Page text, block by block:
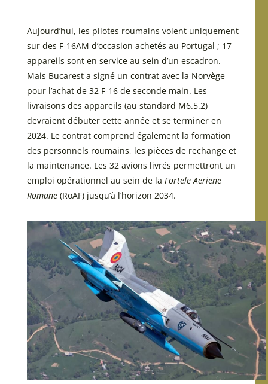
Aujourd’hui, les pilotes roumains volent uniquement
sur des F-16AM d’occasion achetés au Portugal ; 17
appareils sont en service au sein d’un escadron.
Mais Bucarest a signé un contrat avec la Norvège
pour l’achat de 32 F-16 de seconde main. Les
livraisons des appareils (au standard M6.5.2)
devraient débuter cette année et se terminer en
2024. Le contrat comprend également la formation
des personnels roumains, les pièces de rechange et
la maintenance. Les 32 avions livrés permettront un
emploi opérationnel au sein de la Fortele Aeriene
Romane(RoAF) jusqu’à l’horizon 2034.